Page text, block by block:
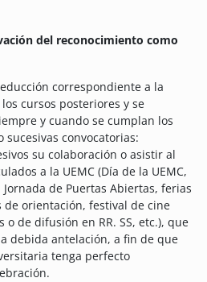
del reconocimiento como
correspondiente a la
cursos posteriores y se
y cuando se cumplan los
convocatorias:
su colaboración o asistir al
a la UEMC (Día de la UEMC,
de Puertas Abiertas, ferias
orientación, festival de cine
de difusión en RR. SS, etc.), que
debida antelación, a fin de que
tenga perfecto